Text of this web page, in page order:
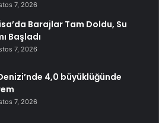
7, 2026
Barajlar Tam Doldu, Su
Başladı
7, 2026
4,0 büyüklüğünde
7, 2026